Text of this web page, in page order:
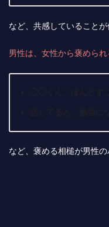
など、共感していること
男性は、女性から褒めら
など、褒める相槌が男性の